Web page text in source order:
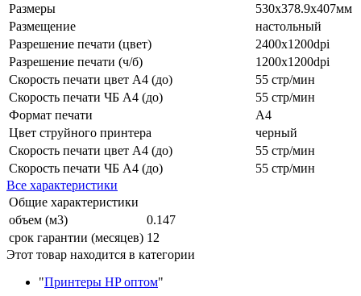
Размеры
530x378.9x407мм
Размещение
настольный
Разрешение печати (цвет)
2400x1200dpi
Разрешение печати (ч/б)
1200x1200dpi
Скорость печати цвет A4 (до)
55 стр/мин
Скорость печати ЧБ A4 (до)
55 стр/мин
Формат печати
A4
Цвет струйного принтера
черный
Скорость печати цвет A4 (до)
55 стр/мин
Скорость печати ЧБ A4 (до)
55 стр/мин
Все характеристики
Общие характеристики
объем (м3)
0.147
срок гарантии (месяцев) 12
Этот товар находится в категории
"Принтеры HP оптом"